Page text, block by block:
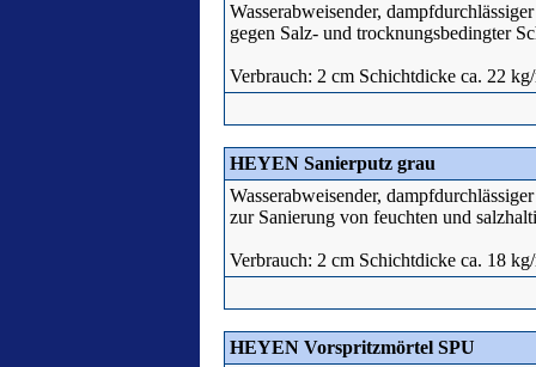
Wasserabweisender,
gegen Salz- und trocknungsbedingter
Verbrauch: 2 cm Schichtdicke ca. 22 kg/
HEYEN Sanierputz grau
Wasserabweisender,
zur Sanierung von feuchten und
Verbrauch: 2 cm Schichtdicke ca. 18 kg/
HEYEN Vorspritzmörtel SPU